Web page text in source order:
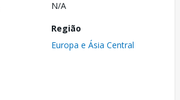
N/A
Região
Europa e Ásia Central